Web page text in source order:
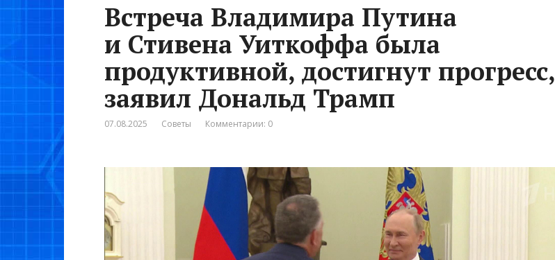
Встреча Владимира Путина
и Стивена Уиткоффа была
продуктивной, достигнут прогресс,
заявил Дональд Трамп
07.08.2025 Советы Комментарии: 0